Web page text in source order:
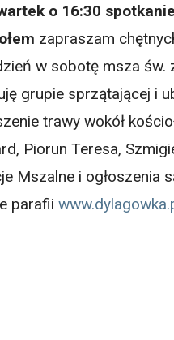
o 16:30
zapraszam
w sobotę msza św.
grupie sprzątającej i
trawy wokół
Piorun Teresa,
Mszalne i ogłoszenia
parafii
życzę